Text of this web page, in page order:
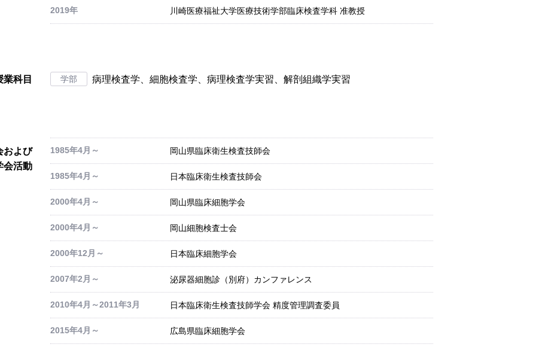
2019年 川崎医療福祉大学医療技術学部臨床検査学科 准教授
科目 学部 病理検査学、細胞検査学、病理検査学実習、解剖組織学実習
および
会活動
1985年4月～ 岡山県臨床衛生検査技師会
1985年4月～ 日本臨床衛生検査技師会
2000年4月～ 岡山県臨床細胞学会
2000年4月～ 岡山細胞検査士会
2000年12月～ 日本臨床細胞学会
2007年2月～ 泌尿器細胞診（別府）カンファレンス
2010年4月～2011年3月 日本臨床衛生検査技師学会 精度管理調査委員
2015年4月～ 広島県臨床細胞学会